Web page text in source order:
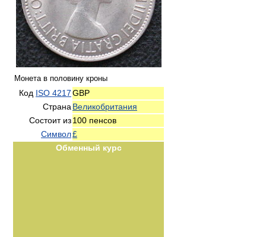
Монета в половину кроны
Код ISO 4217GBP
Страна Великобритания
Состоит из100 пенсов
Символ£
Обменный курс